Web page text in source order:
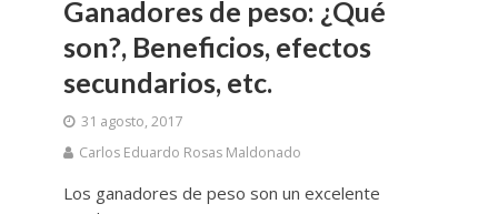
Ganadores de peso: ¿Qué
son?, Beneficios, efectos
secundarios, etc.
31 agosto, 2017
Carlos Eduardo Rosas Maldonado
Los ganadores de peso son un excelente